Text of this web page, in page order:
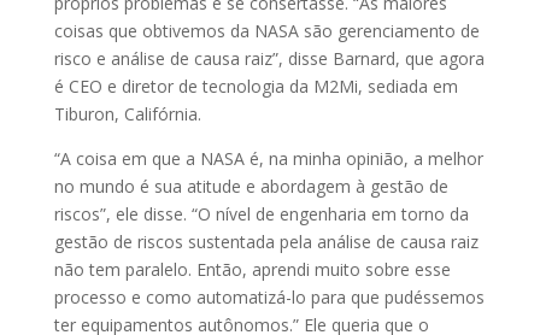
coisas que obtivemos da NASA são gerenciamento de
risco e análise de causa raiz”, disse Barnard, que agora
é CEO e diretor de tecnologia da M2Mi, sediada em
Tiburon, Califórnia.
“A coisa em que a NASA é, na minha opinião, a melhor
no mundo é sua atitude e abordagem à gestão de
riscos”, ele disse. “O nível de engenharia em torno da
gestão de riscos sustentada pela análise de causa raiz
não tem paralelo. Então, aprendi muito sobre esse
processo e como automatizá-lo para que pudéssemos
ter equipamentos autônomos.” Ele queria que o